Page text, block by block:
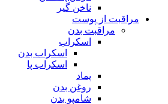
ناخن گیر
مراقبت از پوست
مراقبت بدن
اسکراب
اسکراب بدن
اسکراب پا
پماد
روغن بدن
شامپو بدن